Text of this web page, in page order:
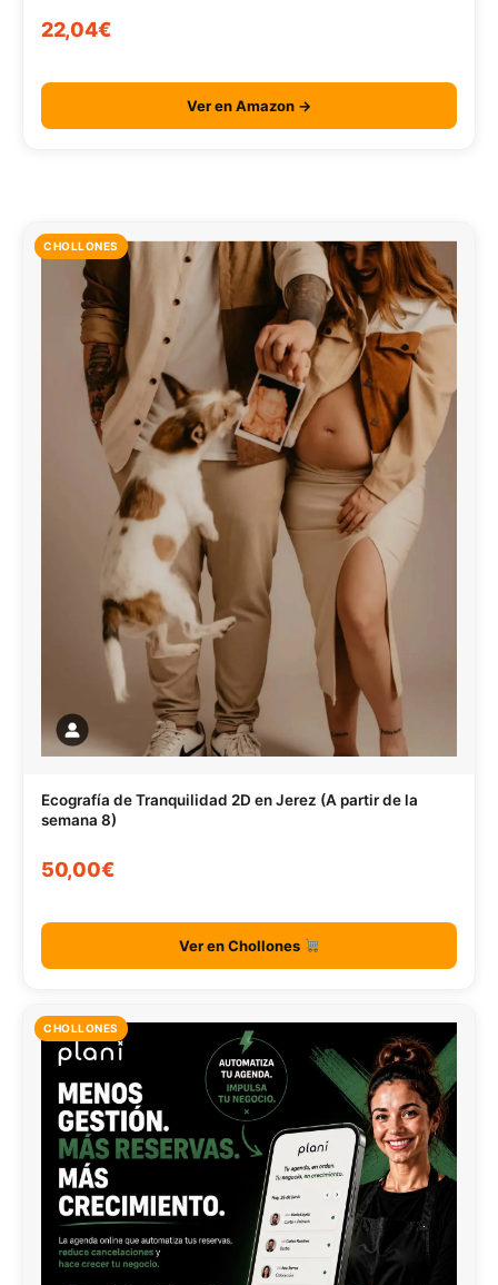
22,04€
Ver en Amazon →
CHOLLONES
Ecografía de Tranquilidad 2D en Jerez (A partir de la
semana 8)
50,00€
Ver en Chollones
CHOLLONES